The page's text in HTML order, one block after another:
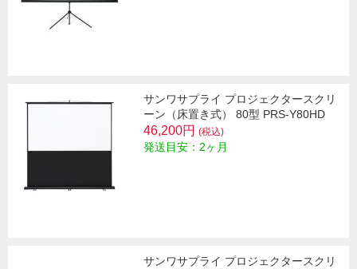
サンワサプライ プロジェクタースクリ
ーン（床置き式） 80型 PRS-Y80HD
46,200円 (税込)
発送目安：2ヶ月
サンワサプライ プロジェクタースクリ